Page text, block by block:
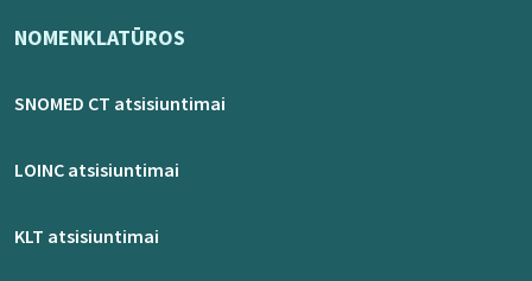
NOMENKLATŪROS
SNOMED CT atsisiuntimai
LOINC atsisiuntimai
KLT atsisiuntimai